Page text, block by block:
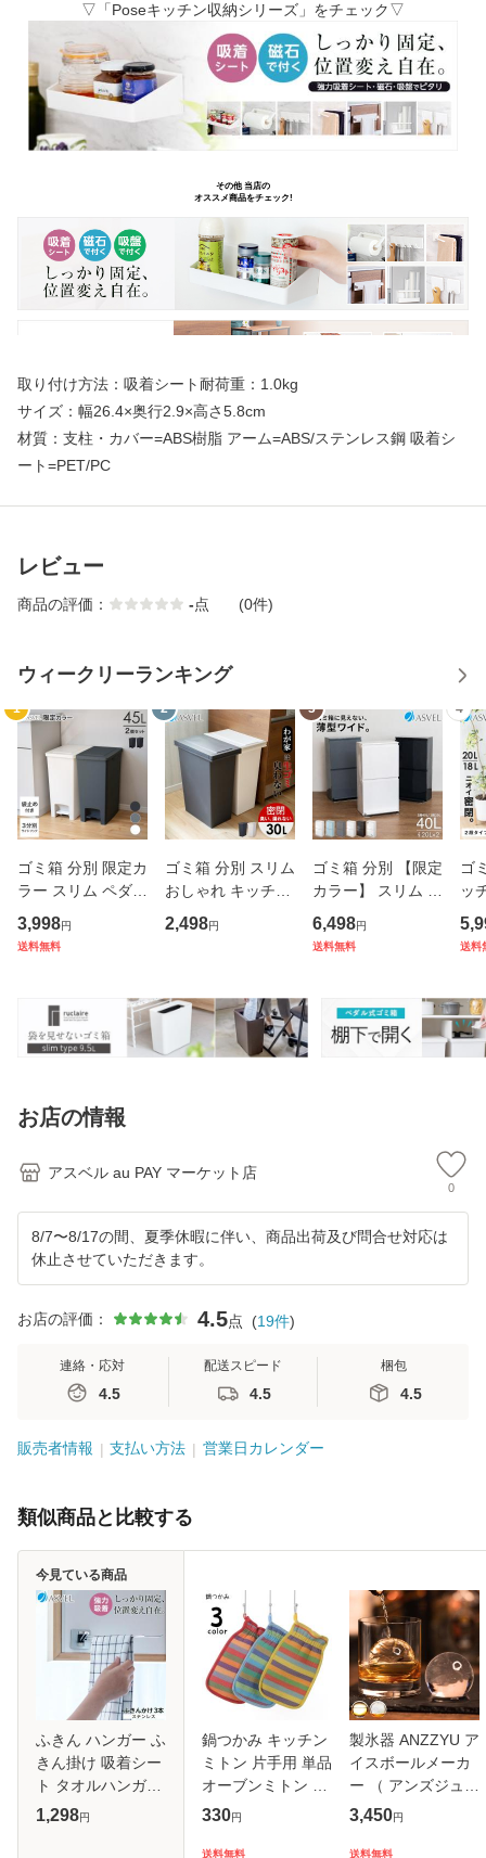
▽「Poseキッチン収納シリーズ」をチェック▽
取り付け方法：吸着シート耐荷重：1.0kg
サイズ：幅26.4×奥行2.9×高さ5.8cm
材質：支柱・カバー=ABS樹脂 アーム=ABS/ステンレス鋼 吸着シ
ート=PET/PC
レビュー
商品の評価： -点 (0件)
ウィークリーランキング
1
ゴミ箱 分別 限定カ
ラー スリム ペダル
おしゃれ キッチン
ふた付き 縦型 大容
ックス リビング ご
み箱
3,998円
送料無料
2
ゴミ箱 分別 スリム
おしゃれ キッチン
ふた付き 縦型 大容
量 密閉 ワゴン 30
グ プッシュ ごみ箱
2,498円
3
ゴミ箱 分別 【限定
カラー】 スリム 縦
型 2段 おしゃれ キ
ッチン ふた付き 2
ス リビング ペダル
6,498円
送料無料
4
ゴ
ッ
カ
ム
大
ゴ
送料
お店の情報
アスベル au PAY マーケット店
0
8/7〜8/17の間、夏季休暇に伴い、商品出荷及び問合せ対応は
休止させていただきます。
お店の評価： 4.5点 (19件)
連絡・応対
4.5
配送スピード
4.5
梱包
4.5
販売者情報 支払い方法 営業日カレンダー
類似商品と比較する
ふきん ハンガー ふ
きん掛け 吸着シー
ト タオルハンガー
浮かせる収納 キッ
1,298円
今見ている商品
鍋つかみ キッチン
ミトン 片手用 単品
オーブンミトン キ
ッチングローブ 左
用品 キッチン用品
330円
送料無料
製氷器 ANZZYU ア
イスボールメーカ
ー （ アンズジュ
丸氷 製氷皿 氷 こ
庫 丸型 丸い氷 ク
3,450円
送料無料